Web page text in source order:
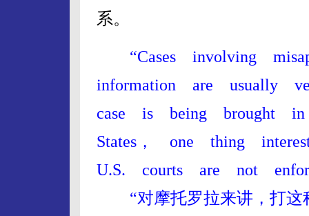
系。
“Cases involving
information are usually
case is being brought
States， one thing
U.S. courts are not
“对摩托罗拉来讲，打这